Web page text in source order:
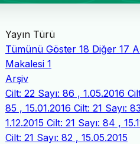
Yayın Türü
Tümünü Göster 18 Diğer 17
Makalesi 1
Arşiv
Cilt: 22 Sayı: 86 , 1.05.2016
85 , 15.01.2016 Cilt: 21 Sayı:
1.12.2015 Cilt: 21 Sayı: 84 ,
Cilt: 21 Sayı: 82 , 15.05.2015